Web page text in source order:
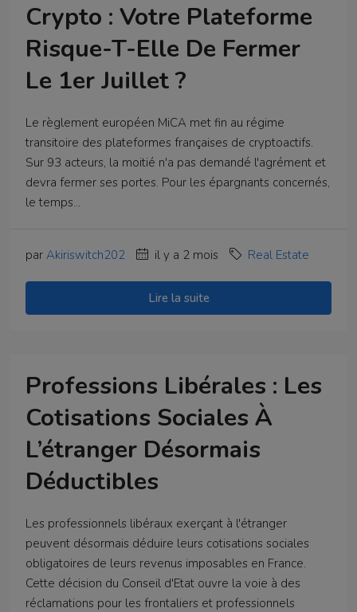
Crypto : Votre Plateforme
Risque-T-Elle De Fermer
Le 1er Juillet ?
Le règlement européen MiCA met fin au régime
transitoire des plateformes françaises de cryptoactifs.
Sur 93 acteurs, la moitié n'a pas demandé l'agrément et
devra fermer ses portes. Pour les épargnants concernés,
le temps...
par Akiriswitch202 il y a 2 mois Real Estate
Lire la suite
Professions Libérales : Les
Cotisations Sociales À
L’étranger Désormais
Déductibles
Les professionnels libéraux exerçant à l'étranger
peuvent désormais déduire leurs cotisations sociales
obligatoires de leurs revenus imposables en France.
Cette décision du Conseil d'Etat ouvre la voie à des
réclamations pour les frontaliers et professionnels